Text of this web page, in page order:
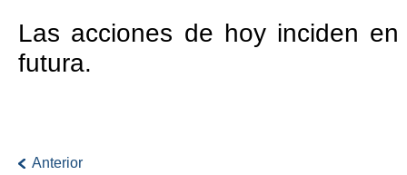
Las acciones de hoy inciden
futura.
Anterior